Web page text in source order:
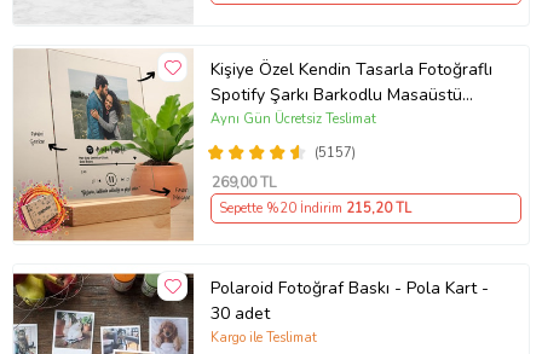
Kişiye Özel Kendin Tasarla Fotoğraflı
Spotify Şarkı Barkodlu Masaüstü
Plak Fotoğraf Çerçevesi
(5157)
Aynı Gün Ücretsiz Teslimat
269,00 TL
Sepette %20 İndirim 215,20 TL
Polaroid Fotoğraf Baskı - Pola Kart -
30 adet
Kargo ile Teslimat